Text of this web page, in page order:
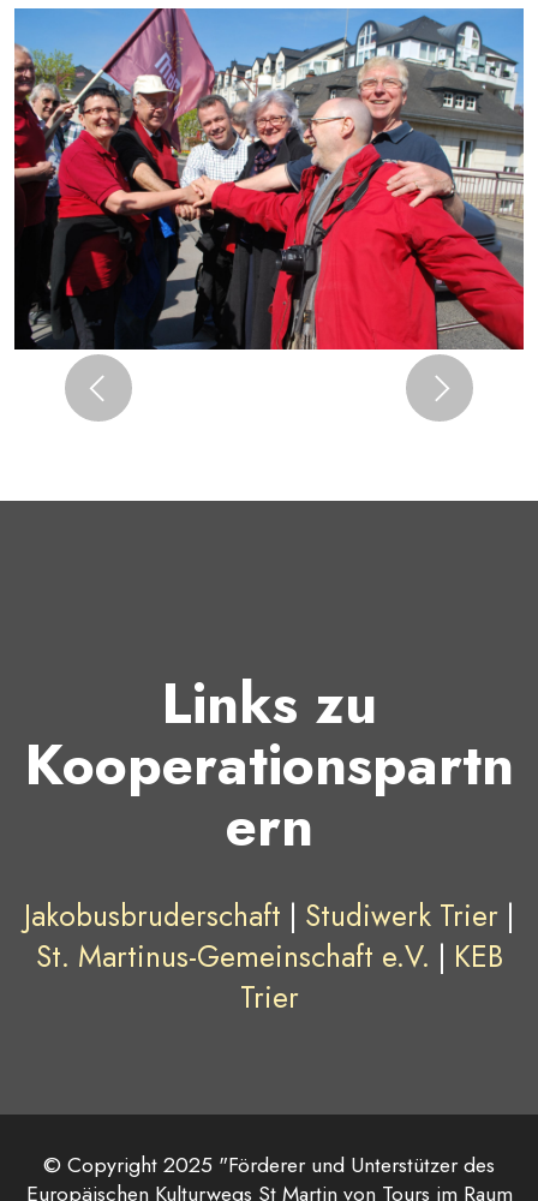
Previous Next
Links zu
Kooperationspartn
ern
Jakobusbruderschaft | Studiwerk Trier |
St. Martinus-Gemeinschaft e.V. | KEB
Trier
© Copyright 2025 "Förderer und Unterstützer des
Europäischen Kulturwegs St Martin von Tours im Raum